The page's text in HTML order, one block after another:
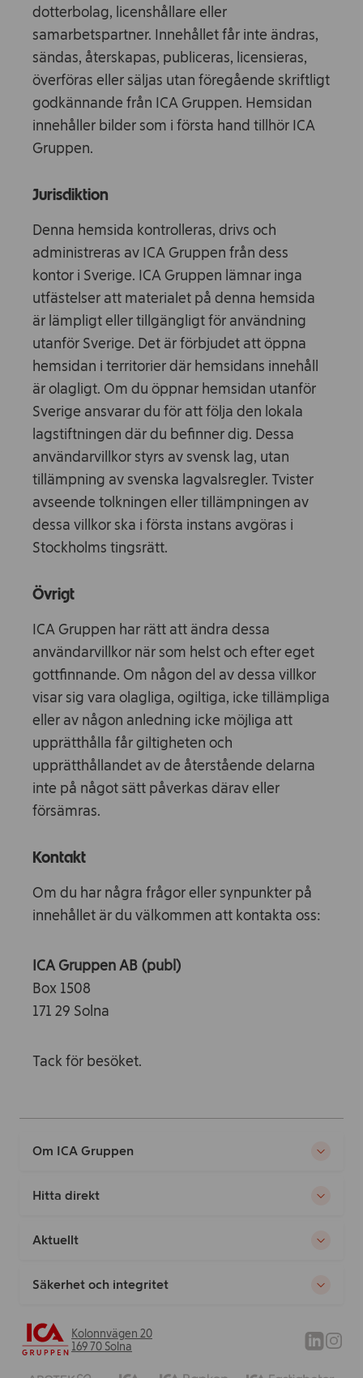
dotterbolag, licenshållare eller
samarbetspartner. Innehållet får inte ändras,
sändas, återskapas, publiceras, licensieras,
överföras eller säljas utan föregående skriftligt
godkännande från ICA Gruppen. Hemsidan
innehåller bilder som i första hand tillhör ICA
Gruppen.
Jurisdiktion
Denna hemsida kontrolleras, drivs och
administreras av ICA Gruppen från dess
kontor i Sverige. ICA Gruppen lämnar inga
utfästelser att materialet på denna hemsida
är lämpligt eller tillgängligt för användning
utanför Sverige. Det är förbjudet att öppna
hemsidan i territorier där hemsidans innehåll
är olagligt. Om du öppnar hemsidan utanför
Sverige ansvarar du för att följa den lokala
lagstiftningen där du befinner dig. Dessa
användarvillkor styrs av svensk lag, utan
tillämpning av svenska lagvalsregler. Tvister
avseende tolkningen eller tillämpningen av
dessa villkor ska i första instans avgöras i
Stockholms tingsrätt.
Övrigt
ICA Gruppen har rätt att ändra dessa
användarvillkor när som helst och efter eget
gottfinnande. Om någon del av dessa villkor
visar sig vara olagliga, ogiltiga, icke tillämpliga
eller av någon anledning icke möjliga att
upprätthålla får giltigheten och
upprätthållandet av de återstående delarna
inte på något sätt påverkas därav eller
försämras.
Kontakt
Om du har några frågor eller synpunkter på
innehållet är du välkommen att kontakta oss:
ICA Gruppen AB (publ)
Box 1508
171 29 Solna
Tack för besöket.
Om ICA Gruppen
Hitta direkt
Aktuellt
Säkerhet och integritet
Kolonnvägen 20
169 70 Solna